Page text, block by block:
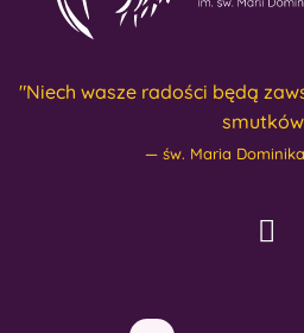
"Niech wasze radości będą
św. Maria